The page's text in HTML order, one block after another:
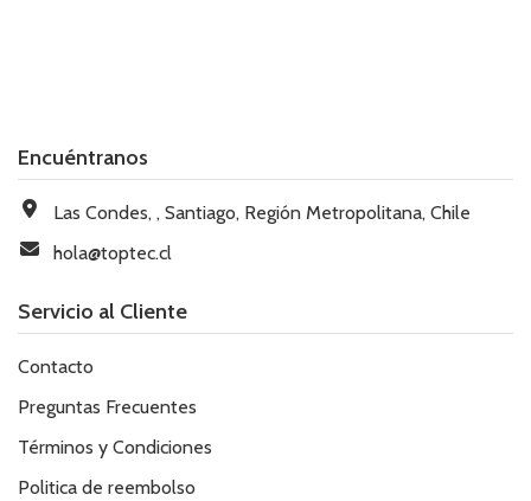
Encuéntranos
Las Condes, , Santiago, Región Metropolitana, Chile
hola@toptec.cl
Servicio al Cliente
Contacto
Preguntas Frecuentes
Términos y Condiciones
Politica de reembolso